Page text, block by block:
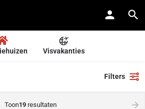
Visvakanties
Filters
Toon19 resultaten